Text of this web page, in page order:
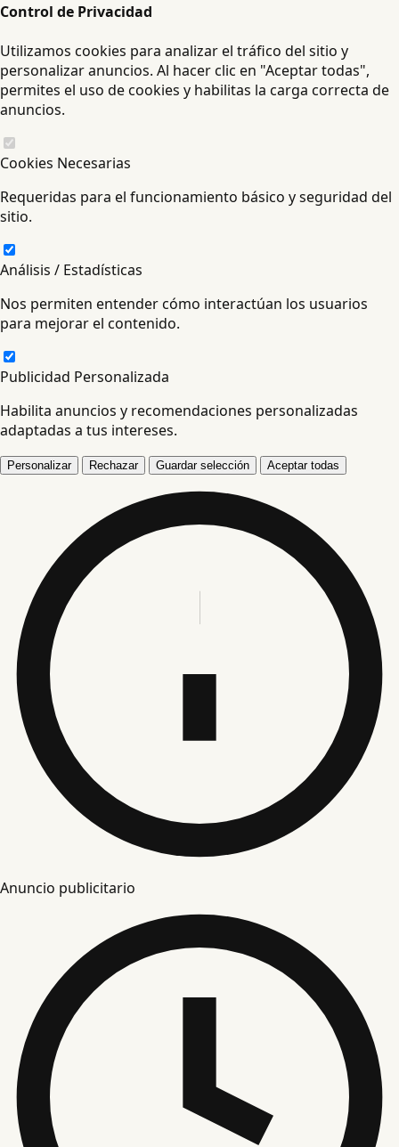
Control de Privacidad
Utilizamos cookies para analizar el tráfico del sitio y
personalizar anuncios. Al hacer clic en "Aceptar todas",
permites el uso de cookies y habilitas la carga correcta de
anuncios.
Cookies Necesarias
Requeridas para el funcionamiento básico y seguridad del
sitio.
Análisis / Estadísticas
Nos permiten entender cómo interactúan los usuarios
para mejorar el contenido.
Publicidad Personalizada
Habilita anuncios y recomendaciones personalizadas
adaptadas a tus intereses.
Personalizar Rechazar Guardar selección Aceptar todas
Anuncio publicitario